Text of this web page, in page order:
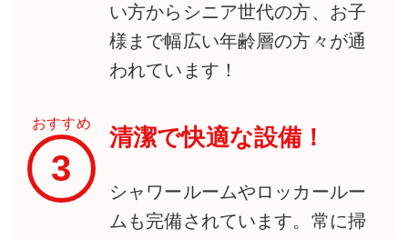
い方からシニア世代の方、お子
様まで幅広い年齢層の方々が通
われています！
おすすめ
3
清潔で快適な設備！
シャワールームやロッカールー
ムも完備されています。常に掃